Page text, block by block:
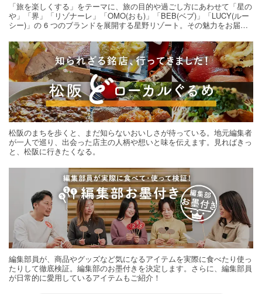
「旅を楽しくする」をテーマに、旅の目的や過ごし方にあわせて「星の
や」「界」「リゾナーレ」「OMO(おも)」「BEB(ベブ)」「LUCY(ルー
シー)」の 6 つのブランドを展開する星野リゾート。その魅力をお届け
松阪のまちを歩くと、まだ知らないおいしさが待っている。地元編集者
が一人で巡り、出会った店主の人柄や想いと味を伝えます。見ればきっ
と、松阪に行きたくなる。
編集部員が、商品やグッズなど気になるアイテムを実際に食べたり使っ
たりして徹底検証。編集部のお墨付きを決定します。さらに、編集部員
が日常的に愛用しているアイテムもご紹介！